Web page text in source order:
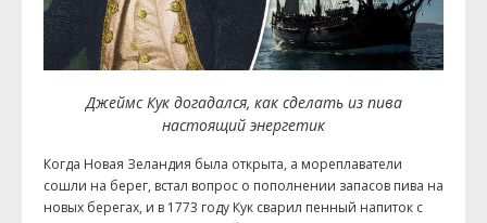
Джеймс Кук догадался, как сделать из пива
настоящий энергетик
Когда Новая Зеландия была открыта, а мореплаватели
сошли на берег, встал вопрос о пополнении запасов пива на
новых берегах, и в 1773 году Кук сварил пенный напиток с